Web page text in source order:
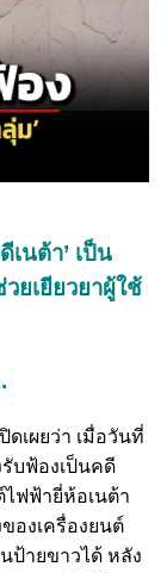
เนต้า’ เป็น
ยเยียวยาผู้ใช้
เผยว่า เมื่อวันที่
บฟ้องเป็นคดี
ฟฟ้ายี่ห้อเนต้า
องเครื่องยนต์
ป้ายขาวได้ หลัง